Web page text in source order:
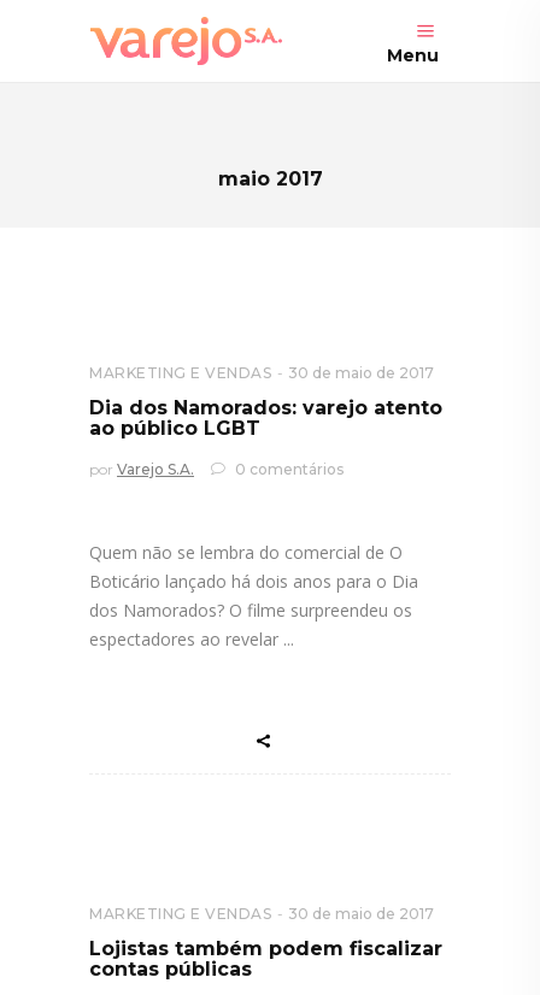
Menu
maio 2017
MARKETING E VENDAS 30 de maio de 2017
Dia dos Namorados: varejo atento
ao público LGBT
por Varejo S.A. 0 comentários
Quem não se lembra do comercial de O
Boticário lançado há dois anos para o Dia
dos Namorados? O filme surpreendeu os
espectadores ao revelar
MARKETING E VENDAS 30 de maio de 2017
Lojistas também podem fiscalizar
contas públicas